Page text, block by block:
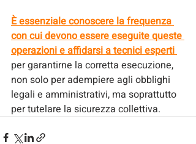
È essenziale conoscere la frequenza
con cui devono essere eseguite queste
operazioni e affidarsi a tecnici esperti
per garantirne la corretta esecuzione,
non solo per adempiere agli obblighi
legali e amministrativi, ma soprattutto
per tutelare la sicurezza collettiva.